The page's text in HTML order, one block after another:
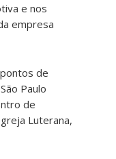
e nos
empresa
de
Paulo
de
Luterana,